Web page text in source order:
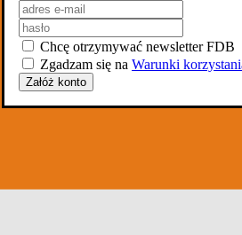
Chcę otrzymywać newsletter FDB
Zgadzam się na Warunki
Załóż konto